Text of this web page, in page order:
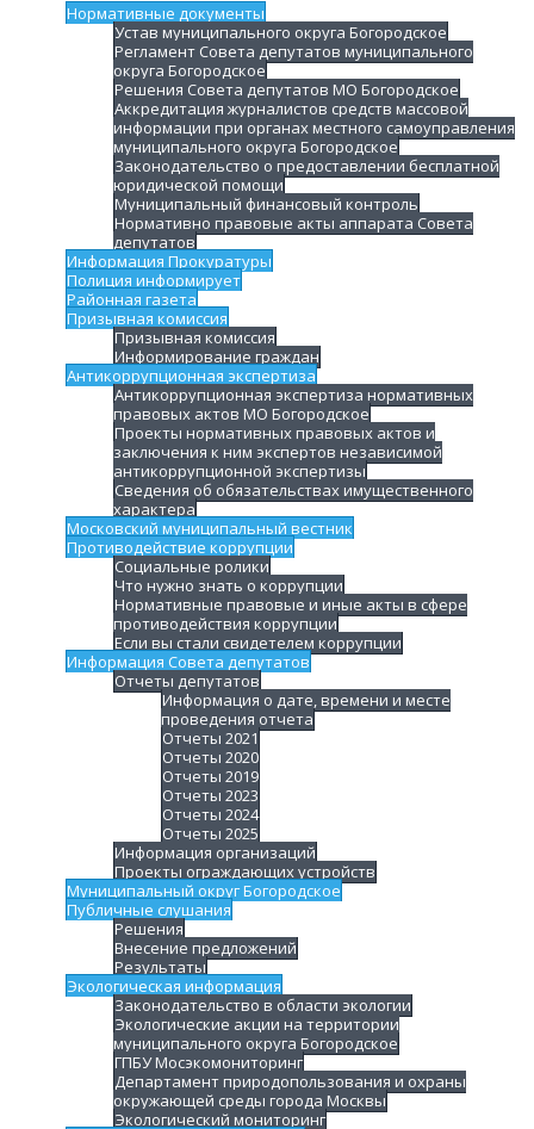
Нормативные документы
Устав муниципального округа Богородское
Регламент Совета депутатов муниципального
округа Богородское
Решения Совета депутатов МО Богородское
Аккредитация журналистов средств массовой
информации при органах местного самоуправления
муниципального округа Богородское
Законодательство о предоставлении бесплатной
юридической помощи
Муниципальный финансовый контроль
Нормативно правовые акты аппарата Совета
депутатов
Информация Прокуратуры
Полиция информирует
Районная газета
Призывная комиссия
Призывная комиссия
Информирование граждан
Антикоррупционная экспертиза
Антикоррупционная экспертиза нормативных
правовых актов МО Богородское
Проекты нормативных правовых актов и
заключения к ним экспертов независимой
антикоррупционной экспертизы
Сведения об обязательствах имущественного
характера
Московский муниципальный вестник
Противодействие коррупции
Социальные ролики
Что нужно знать о коррупции
Нормативные правовые и иные акты в сфере
противодействия коррупции
Если вы стали свидетелем коррупции
Информация Совета депутатов
Отчеты депутатов
Информация о дате, времени и месте
проведения отчета
Отчеты 2021
Отчеты 2020
Отчеты 2019
Отчеты 2023
Отчеты 2024
Отчеты 2025
Информация организаций
Проекты ограждающих устройств
Муниципальный округ Богородское
Публичные слушания
Решения
Внесение предложений
Результаты
Экологическая информация
Законодательство в области экологии
Экологические акции на территории
муниципального округа Богородское
ГПБУ Мосэкомониторинг
Департамент природопользования и охраны
окружающей среды города Москвы
Экологический мониторинг